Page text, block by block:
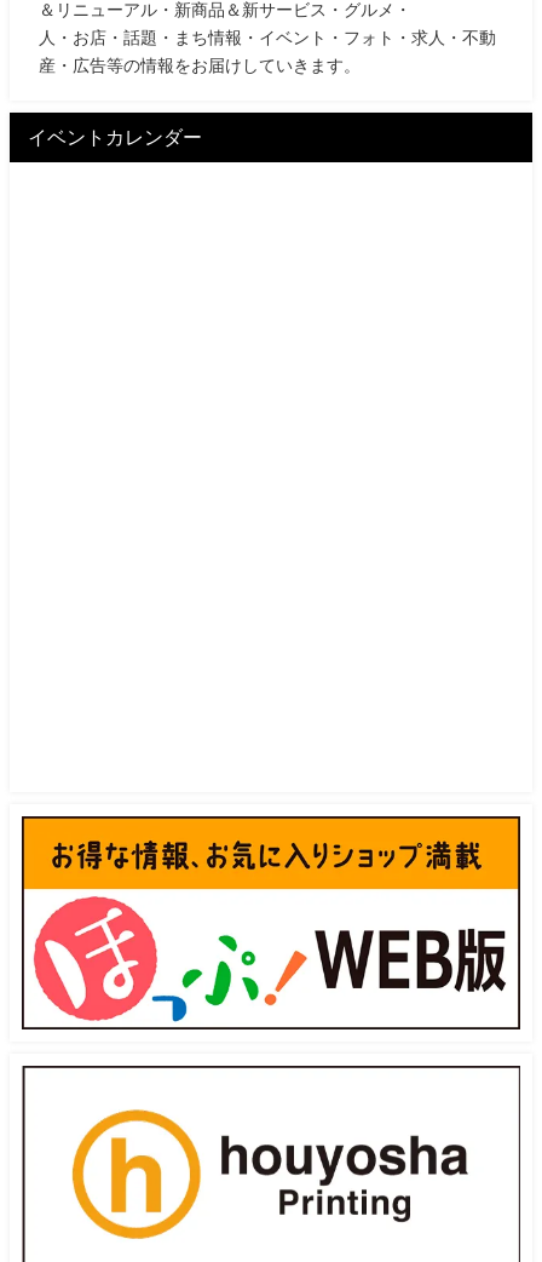
＆リニューアル・新商品＆新サービス・グルメ・
人・お店・話題・まち情報・イベント・フォト・求人・不動
産・広告等の情報をお届けしていきます。
イベントカレンダー